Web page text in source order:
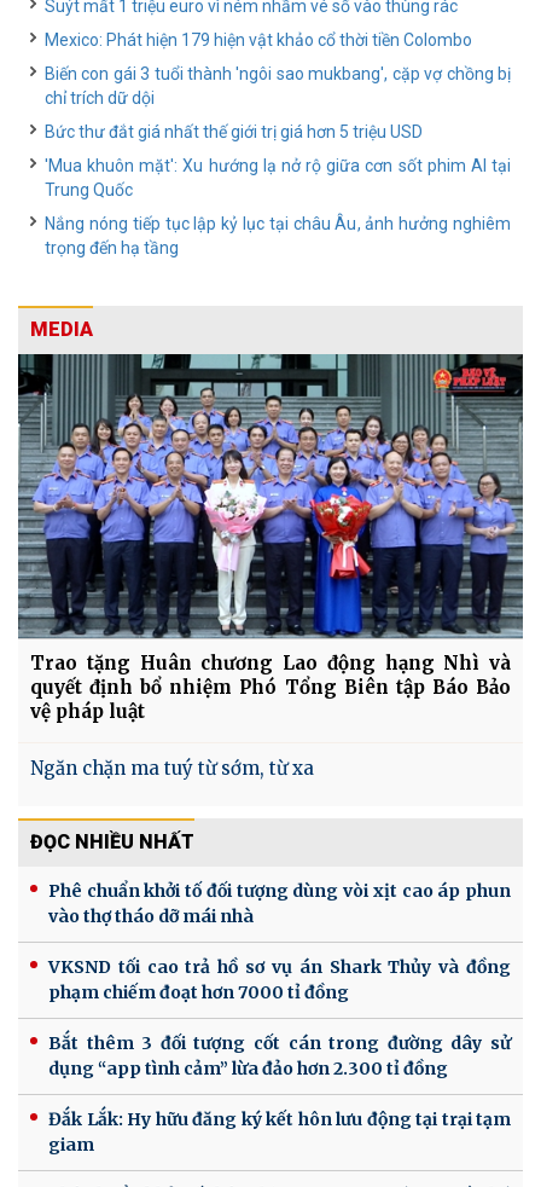
Suýt mất 1 triệu euro vì ném nhầm vé số vào thùng rác
Mexico: Phát hiện 179 hiện vật khảo cổ thời tiền Colombo
Biến con gái 3 tuổi thành 'ngôi sao mukbang', cặp vợ chồng bị
chỉ trích dữ dội
Bức thư đắt giá nhất thế giới trị giá hơn 5 triệu USD
'Mua khuôn mặt': Xu hướng lạ nở rộ giữa cơn sốt phim AI tại
Trung Quốc
Nắng nóng tiếp tục lập kỷ lục tại châu Âu, ảnh hưởng nghiêm
trọng đến hạ tầng
MEDIA
Trao tặng Huân chương Lao động hạng Nhì và
quyết định bổ nhiệm Phó Tổng Biên tập Báo Bảo
vệ pháp luật
Ngăn chặn ma tuý từ sớm, từ xa
ĐỌC NHIỀU NHẤT
Phê chuẩn khởi tố đối tượng dùng vòi xịt cao áp phun
vào thợ tháo dỡ mái nhà
VKSND tối cao trả hồ sơ vụ án Shark Thủy và đồng
phạm chiếm đoạt hơn 7000 tỉ đồng
Bắt thêm 3 đối tượng cốt cán trong đường dây sử
dụng “app tình cảm” lừa đảo hơn 2.300 tỉ đồng
Đắk Lắk: Hy hữu đăng ký kết hôn lưu động tại trại tạm
giam